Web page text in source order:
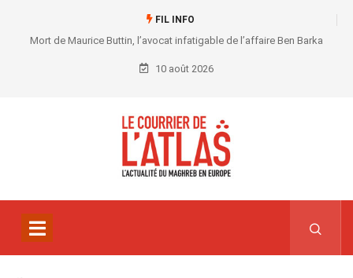
FIL INFO
Mort de Maurice Buttin, l’avocat infatigable de l’affaire Ben Barka
10 août 2026